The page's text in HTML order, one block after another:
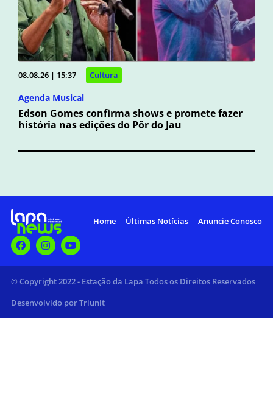
08.08.26 | 15:37 Cultura
Agenda Musical
Edson Gomes confirma shows e promete fazer
história nas edições do Pôr do Jau
Home Últimas Notícias Anuncie Conosco
© Copyright 2022 - Estação da Lapa Todos os Direitos Reservados
Desenvolvido por Triunit